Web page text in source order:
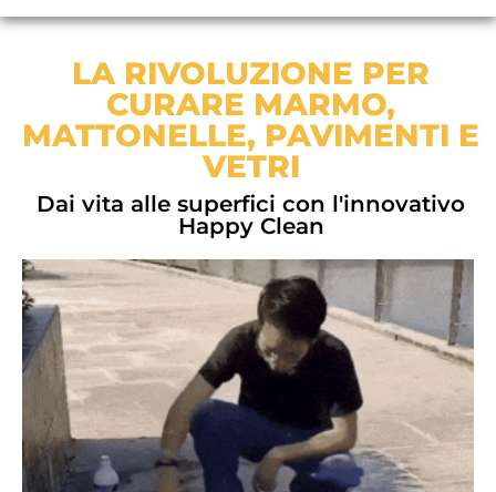
LA RIVOLUZIONE PER
CURARE MARMO,
MATTONELLE, PAVIMENTI E
VETRI
Dai vita alle superfici con l'innovativo
Happy Clean